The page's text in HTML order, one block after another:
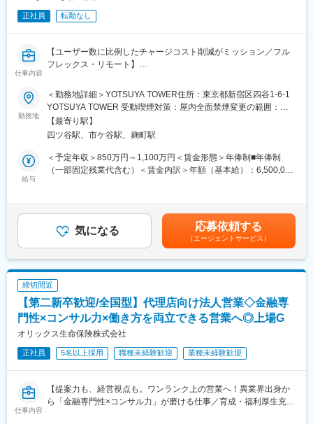
■組織構成
■業務の魅力
き、組織全体の成長に寄与する実感を得られるポジションです。
部門を横断したプロジェクト推進や、他部署・経営層との連携を
通じて裁量を持って活躍できます。
OJTや部内での情報共有・振り返りを通じて、業務知識やマネジ
メントスキルの向上を支援します。
ランスを保ちながら働くことができます。完全週休2日制や各種休
暇制度、リモートワーク手当・書籍購入補助など福利厚生も充実
■想定されるキャリアパス
部門の副部長から部長、または経営企画・新規事業推進など、幅
広いキャリア形成が可能です。
■企業の特徴/魅力
当社は「新しい証券の常識を創造する」ことをミッションに掲
の成長をダイナミックに体感できる環境です。
正社員 転勤なし
仕事内容
【ユーザー数に比例したチャージコスト削減がミッション／フル
フレックス・リモート】
■PayPay
2018年にサービスを開始してから約7年で、ユーザー数7,000万人
を突破したフィンテック企業「PayPay」。
私たちは日本におけるキャッシュレス決済、そしてそれを基盤と
した金融ライフプラットフォームの普及を一気に推進することを
目指しています。
ダー候補）を募集いたします。
これまでは、（もちろんコストを意識しながら）PayPayチャージ
が可能な金融機関を拡大していくことでユーザーの利便性を向上
様化していることから、これまでのコスト管理手法をより広く・
深く進化させていくフェーズにPayPayは入っています。
具体的には、仮説の立案→データ収集と分析による検証→解像度
の高い問題意識の洗い出し→サービス・商品・案件企画→ステー
クホルダーとの交渉→実現というサイクルを実現をしていく必要
バーが必要なことから当ポストを募集します。
◎新商品や新サービスの企画・立案、既存サービスの改良、ま
た、これらのプロジェクトマネジメント
勤務地
＜勤務地詳細＞YOTSUYA TOWER住所：東京都新宿区四谷1-6-1
YOTSUYA TOWER 受動喫煙対策：屋内全面禁煙変更の範囲：会
社の定める事業所（リモートワーク含む）
【最寄り駅】
四ツ谷駅、市ケ谷駅、麹町駅
給与
＜予定年収＞850万円～1,100万円＜賃金形態＞年俸制■年俸制
（一部固定残業代含む）＜賃金内訳＞年額（基本給）：6,500,000
＜昇給有無＞有＜残業手当＞有＜給与補足＞■経験、スキル、業
績、貢献度に応じ当社規定により決定■毎年1回見直し■時間外勤
務手当、深夜勤務手当有※給与支給について、一部をPayPayアカ
ウントで受け取ることが可能です（給与デジタル支払いに対応）
賃金はあくまでも目安の金額であり、選考を通じて上下する可能
性があります。月給(月額)は固定手当を含めた表記です。
気になる 応募依頼する
（エージェントサービス）
締切間近
【第二新卒歓迎/全国型】代理店向け法人営業◇金融専
門性×コンサル力×働き方を両立できる営業へ◎上場G
オリックス生命保険株式会社
正社員 5名以上採用 職種未経験歓迎 業種未経験歓迎
仕事内容
【提案力も、経営視点も。ワンランク上の営業へ！異業界出身か
ら「金融専門性×コンサル力」が磨ける仕事／育成・福利厚生充実